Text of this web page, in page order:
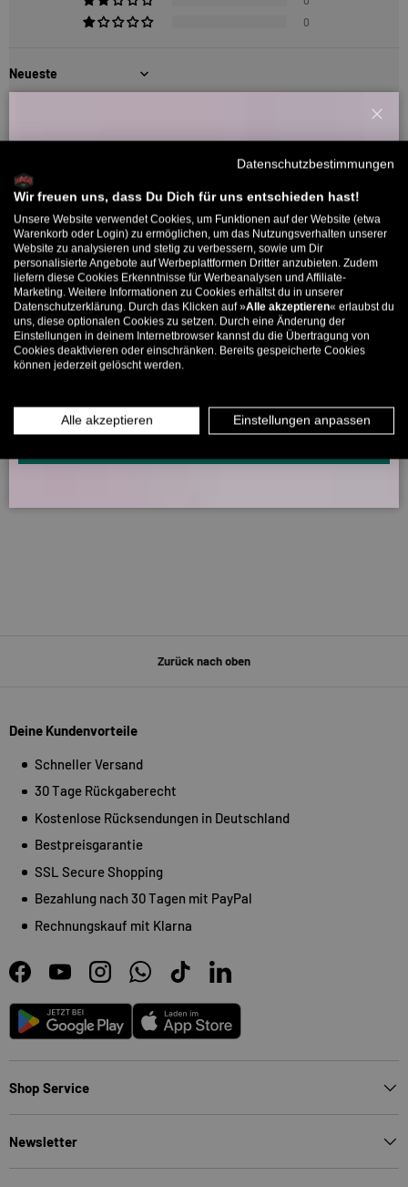
0
Sort by
26/03/2026
Hammer Motiv, fällt etwas klein aus
Pulli fällt definitiv klein aus, unbedingt eine Nummer Gr.
bestellen, schönes Motiv und guter Druck, keine Heavyweight
Qualität, aber auch kein Lightweight, so mittendrin.
5330 Bewertungen
5330 266
Willkommensbonus
Willkommens-Rabattcode direkt per Mail zugeschickt.
Bis zu 11% Rabatt auf deine erste Bestellung. Aufgepasst: Du
kannst nur 1x wählen! 🤫
5% ab €80 9% ab €100 11% ab €150 🔥
E-Mail
MÄNNER
INFOS ÜBER WHATSAPP? KEIN PROBLEM!
KLICK HIER UND SCHICKE UNS DIE VORGESCHRIEBENE NACHRICHT,
Zurück nach oben
Deine Kundenvorteile
Schneller Versand
30 Tage Rückgaberecht
Kostenlose Rücksendungen in Deutschland
Bestpreisgarantie
SSL Secure Shopping
Bezahlung nach 30 Tagen mit PayPal
Rechnungskauf mit Klarna
FacebookYouTubeInstagramWhatsAppTikTokLinkedIn
Android App Store
Shop Service
Newsletter
Datenschutzbestimmungen
Wir freuen uns, dass Du Dich für uns entschieden hast!
Unsere Website verwendet Cookies, um Funktionen auf der Website (etwa
Warenkorb oder Login) zu ermöglichen, um das Nutzungsverhalten unserer
Website zu analysieren und stetig zu verbessern, sowie um Dir
personalisierte Angebote auf Werbeplattformen Dritter anzubieten. Zudem
liefern diese Cookies Erkenntnisse für Werbeanalysen und Affiliate-
Marketing. Weitere Informationen zu Cookies erhältst du in unserer
Datenschutzerklärung. Durch das Klicken auf »Alle akzeptieren« erlaubst du
uns, diese optionalen Cookies zu setzen. Durch eine Änderung der
Einstellungen in deinem Internetbrowser kannst du die Übertragung von
Cookies deaktivieren oder einschränken. Bereits gespeicherte Cookies
können jederzeit gelöscht werden.
Alle akzeptieren Einstellungen anpassen